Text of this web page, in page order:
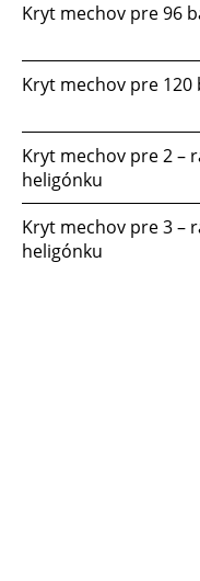
Kryt mechov pre 96
Kryt mechov pre 120
Kryt mechov pre 2 –
heligónku
Kryt mechov pre 3 –
heligónku